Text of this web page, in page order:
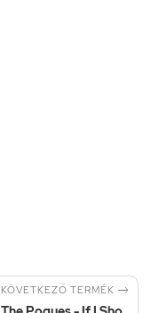
KÖVETKEZŐ TERMÉK 